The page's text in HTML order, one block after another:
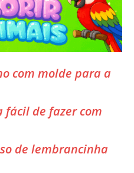
com molde para a
fácil de fazer com
de lembrancinha